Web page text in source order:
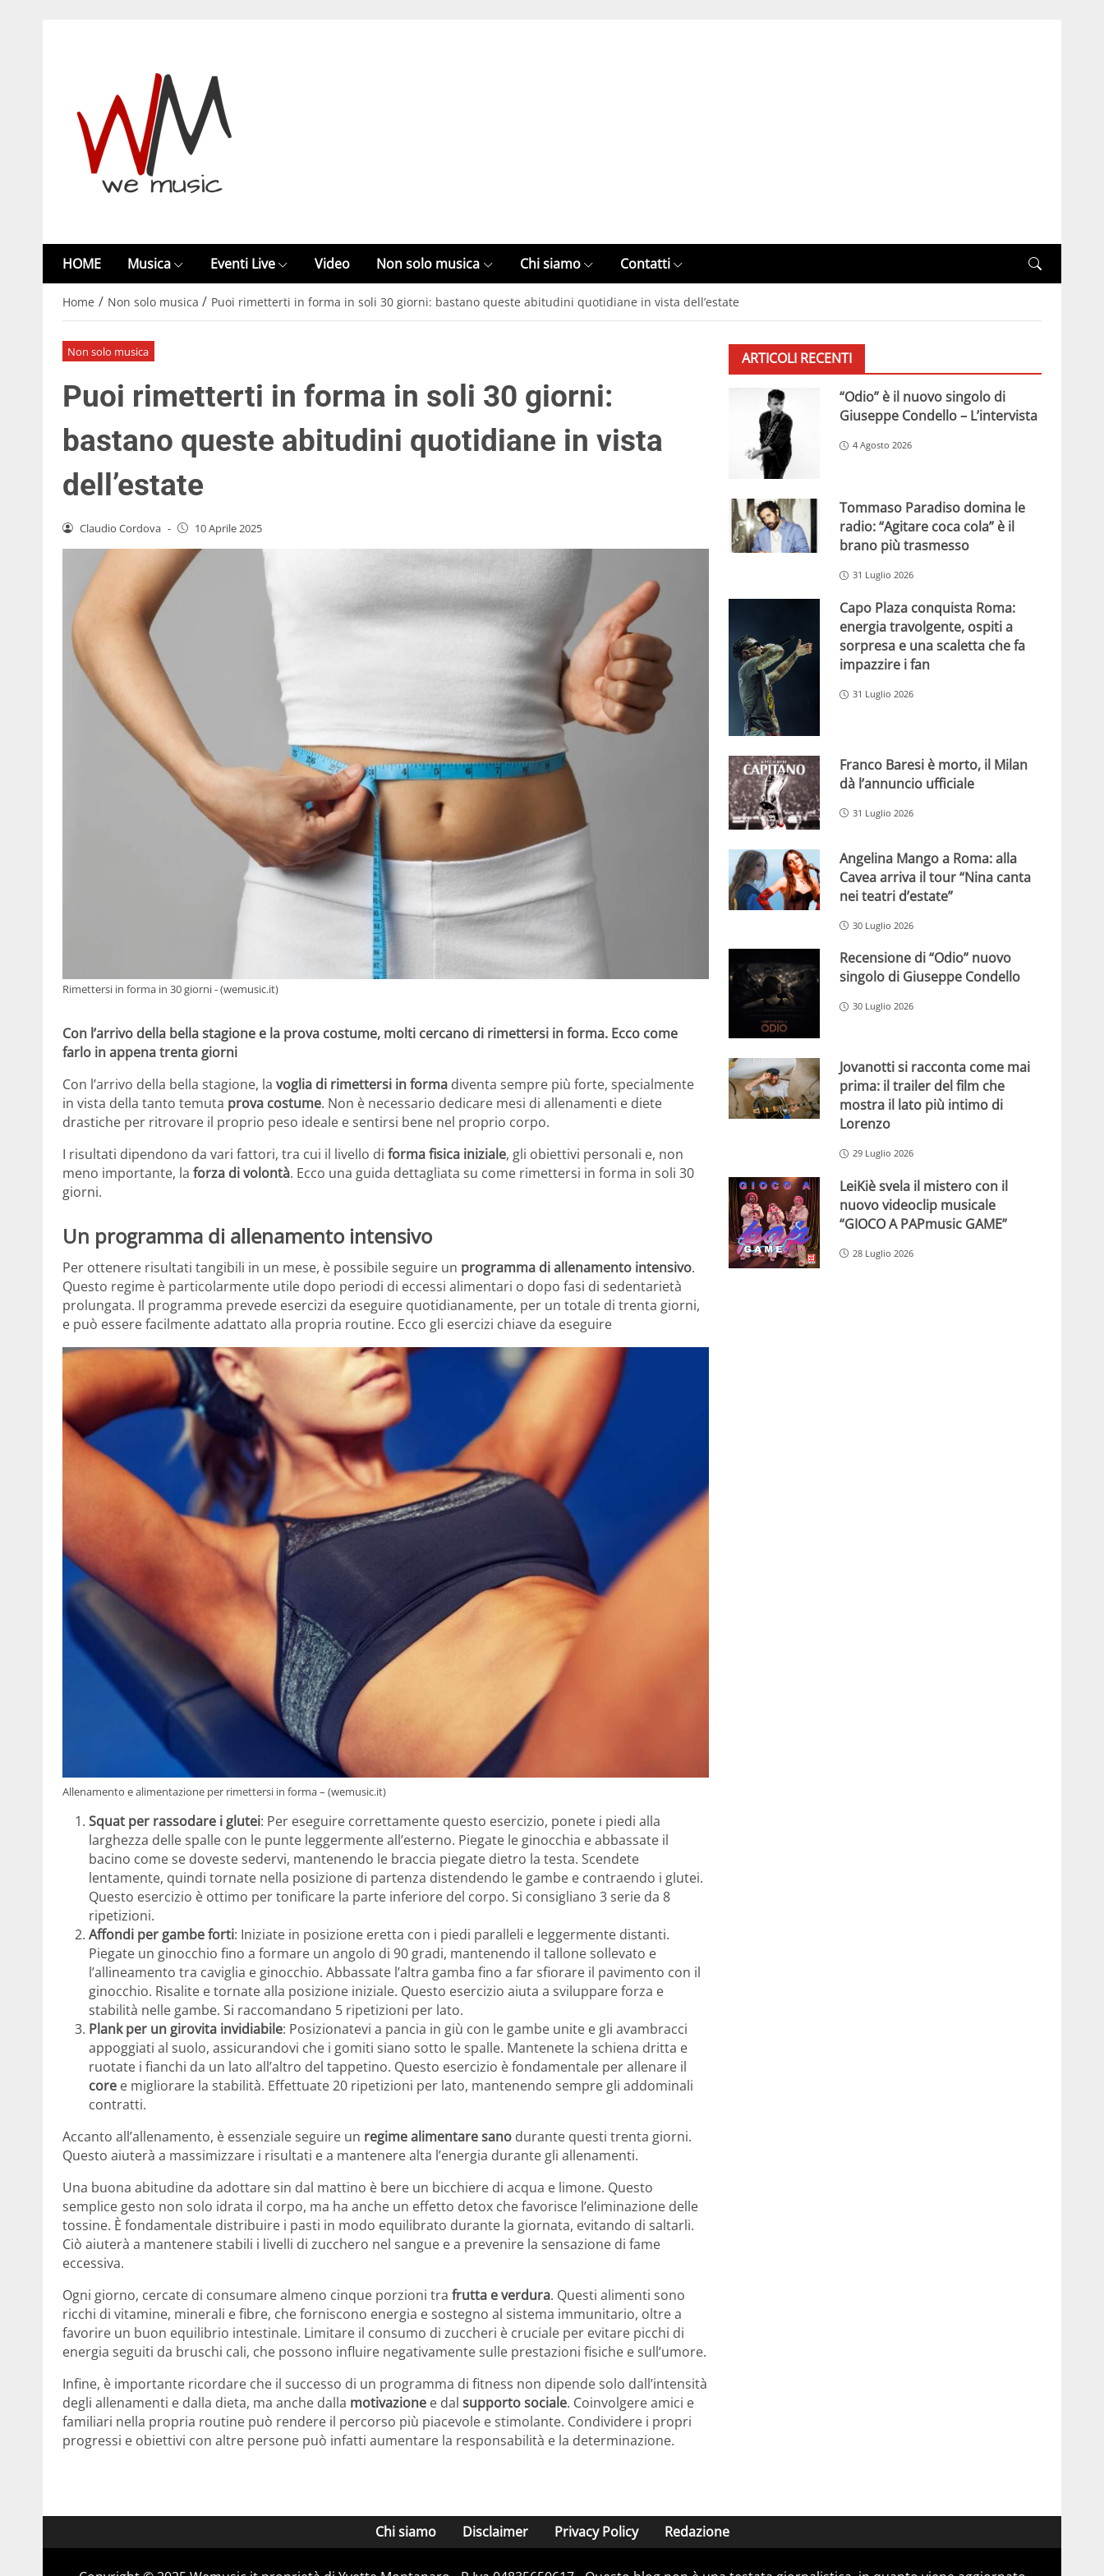
HOME Musica Eventi Live Video Non solo musica Chi siamo Contatti
Home / Non solo musica / Puoi rimetterti in forma in soli 30 giorni: bastano queste abitudini quotidiane in vista dell’estate
Non solo musica
Puoi rimetterti in forma in soli 30 giorni:
bastano queste abitudini quotidiane in vista
dell’estate
Claudio Cordova - 10 Aprile 2025
Rimettersi in forma in 30 giorni - (wemusic.it)
Con l’arrivo della bella stagione e la prova costume, molti cercano di rimettersi in forma. Ecco come
farlo in appena trenta giorni
Con l’arrivo della bella stagione, la voglia di rimettersi in forma diventa sempre più forte, specialmente
in vista della tanto temuta prova costume. Non è necessario dedicare mesi di allenamenti e diete
drastiche per ritrovare il proprio peso ideale e sentirsi bene nel proprio corpo.
I risultati dipendono da vari fattori, tra cui il livello di forma fisica iniziale, gli obiettivi personali e, non
meno importante, la forza di volontà. Ecco una guida dettagliata su come rimettersi in forma in soli 30
giorni.
Un programma di allenamento intensivo
Per ottenere risultati tangibili in un mese, è possibile seguire un programma di allenamento intensivo.
Questo regime è particolarmente utile dopo periodi di eccessi alimentari o dopo fasi di sedentarietà
prolungata. Il programma prevede esercizi da eseguire quotidianamente, per un totale di trenta giorni,
e può essere facilmente adattato alla propria routine. Ecco gli esercizi chiave da eseguire
Allenamento e alimentazione per rimettersi in forma – (wemusic.it)
Squat per rassodare i glutei: Per eseguire correttamente questo esercizio, ponete i piedi alla
larghezza delle spalle con le punte leggermente all’esterno. Piegate le ginocchia e abbassate il
bacino come se doveste sedervi, mantenendo le braccia piegate dietro la testa. Scendete
lentamente, quindi tornate nella posizione di partenza distendendo le gambe e contraendo i glutei.
Questo esercizio è ottimo per tonificare la parte inferiore del corpo. Si consigliano 3 serie da 8
ripetizioni.
Affondi per gambe forti: Iniziate in posizione eretta con i piedi paralleli e leggermente distanti.
Piegate un ginocchio fino a formare un angolo di 90 gradi, mantenendo il tallone sollevato e
l’allineamento tra caviglia e ginocchio. Abbassate l’altra gamba fino a far sfiorare il pavimento con il
ginocchio. Risalite e tornate alla posizione iniziale. Questo esercizio aiuta a sviluppare forza e
stabilità nelle gambe. Si raccomandano 5 ripetizioni per lato.
Plank per un girovita invidiabile: Posizionatevi a pancia in giù con le gambe unite e gli avambracci
appoggiati al suolo, assicurandovi che i gomiti siano sotto le spalle. Mantenete la schiena dritta e
ruotate i fianchi da un lato all’altro del tappetino. Questo esercizio è fondamentale per allenare il
core e migliorare la stabilità. Effettuate 20 ripetizioni per lato, mantenendo sempre gli addominali
contratti.
Accanto all’allenamento, è essenziale seguire un regime alimentare sano durante questi trenta giorni.
Questo aiuterà a massimizzare i risultati e a mantenere alta l’energia durante gli allenamenti.
Una buona abitudine da adottare sin dal mattino è bere un bicchiere di acqua e limone. Questo
semplice gesto non solo idrata il corpo, ma ha anche un effetto detox che favorisce l’eliminazione delle
tossine. È fondamentale distribuire i pasti in modo equilibrato durante la giornata, evitando di saltarli.
Ciò aiuterà a mantenere stabili i livelli di zucchero nel sangue e a prevenire la sensazione di fame
eccessiva.
Ogni giorno, cercate di consumare almeno cinque porzioni tra frutta e verdura. Questi alimenti sono
ricchi di vitamine, minerali e fibre, che forniscono energia e sostegno al sistema immunitario, oltre a
favorire un buon equilibrio intestinale. Limitare il consumo di zuccheri è cruciale per evitare picchi di
energia seguiti da bruschi cali, che possono influire negativamente sulle prestazioni fisiche e sull’umore.
Infine, è importante ricordare che il successo di un programma di fitness non dipende solo dall’intensità
degli allenamenti e dalla dieta, ma anche dalla motivazione e dal supporto sociale. Coinvolgere amici e
familiari nella propria routine può rendere il percorso più piacevole e stimolante. Condividere i propri
progressi e obiettivi con altre persone può infatti aumentare la responsabilità e la determinazione.
ARTICOLI RECENTI
“Odio” è il nuovo singolo di
Giuseppe Condello – L’intervista
4 Agosto 2026
Tommaso Paradiso domina le
radio: “Agitare coca cola” è il
brano più trasmesso
31 Luglio 2026
Capo Plaza conquista Roma:
energia travolgente, ospiti a
sorpresa e una scaletta che fa
impazzire i fan
31 Luglio 2026
Franco Baresi è morto, il Milan
dà l’annuncio ufficiale
31 Luglio 2026
Angelina Mango a Roma: alla
Cavea arriva il tour “Nina canta
nei teatri d’estate”
30 Luglio 2026
Recensione di “Odio” nuovo
singolo di Giuseppe Condello
30 Luglio 2026
Jovanotti si racconta come mai
prima: il trailer del film che
mostra il lato più intimo di
Lorenzo
29 Luglio 2026
LeiKiè svela il mistero con il
nuovo videoclip musicale
“GIOCO A PAPmusic GAME”
28 Luglio 2026
Chi siamo Disclaimer Privacy Policy Redazione